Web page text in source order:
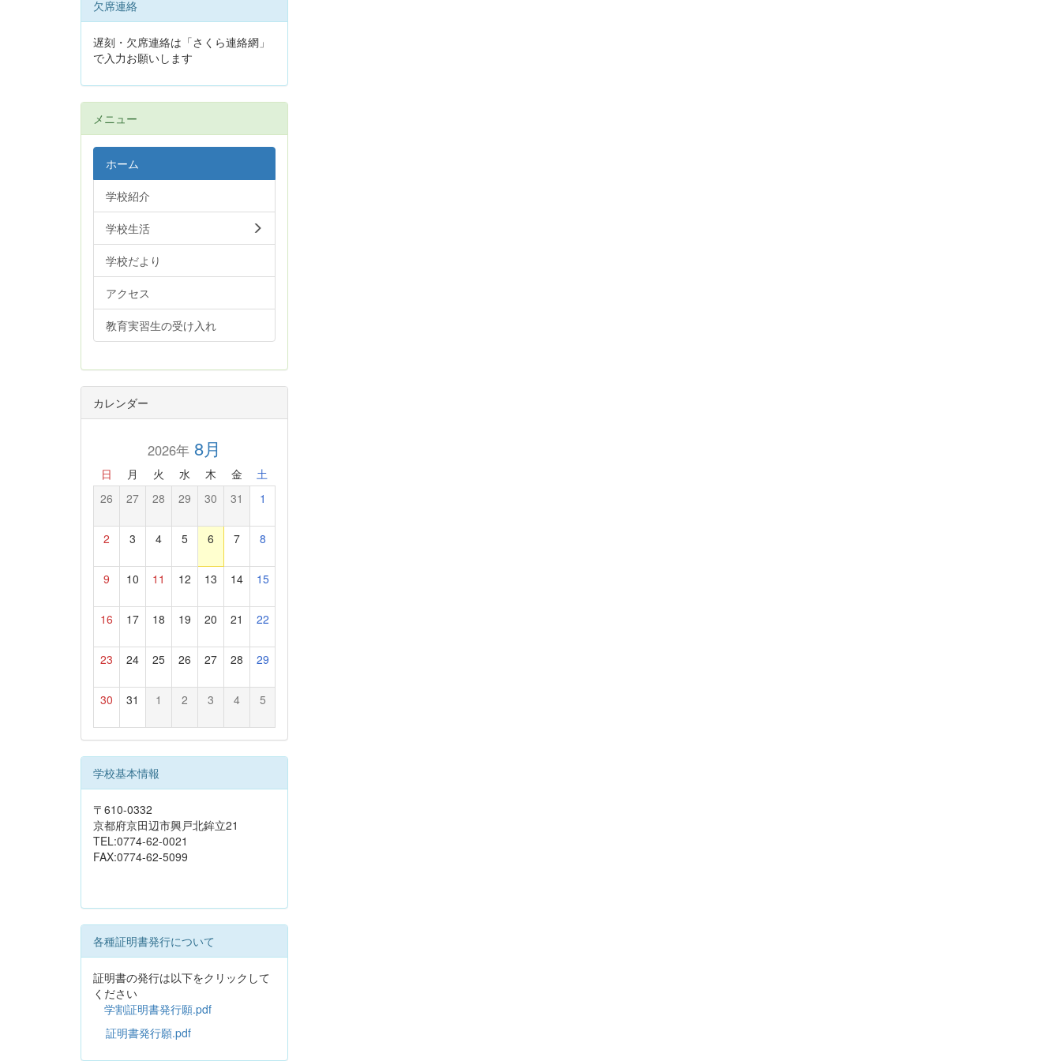
欠席連絡
遅刻・欠席連絡は「さくら連絡網」
で入力お願いします
メニュー
ホーム
学校紹介
学校生活
学校だより
アクセス
教育実習生の受け入れ
カレンダー
2026年8月
日 月 火 水 木 金 土
26 27 28 29 30 31 1
2 3 4 5 6 7 8
9 10 11 12 13 14 15
16 17 18 19 20 21 22
23 24 25 26 27 28 29
30 31 1 2 3 4 5
学校基本情報
〒610-0332
京都府京田辺市興戸北鉾立21
TEL:0774-62-0021
FAX:0774-62-5099
各種証明書発行について
証明書の発行は以下をクリックして
ください
学割証明書発行願.pdf
証明書発行願.pdf